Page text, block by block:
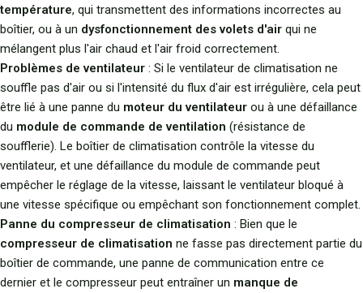
température, qui transmettent des informations incorrectes au
boîtier, ou à un dysfonctionnement des volets d'air qui ne
mélangent plus l'air chaud et l'air froid correctement.
Problèmes de ventilateur : Si le ventilateur de climatisation ne
souffle pas d'air ou si l'intensité du flux d'air est irrégulière, cela peut
être lié à une panne du moteur du ventilateur ou à une défaillance
du module de commande de ventilation (résistance de
soufflerie). Le boîtier de climatisation contrôle la vitesse du
ventilateur, et une défaillance du module de commande peut
empêcher le réglage de la vitesse, laissant le ventilateur bloqué à
une vitesse spécifique ou empêchant son fonctionnement complet.
Panne du compresseur de climatisation : Bien que le
compresseur de climatisation ne fasse pas directement partie du
boîtier de commande, une panne de communication entre ce
dernier et le compresseur peut entraîner un manque de